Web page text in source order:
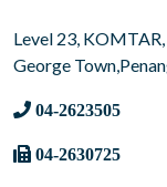
Level 23,
George
04-2623505
04-2630725